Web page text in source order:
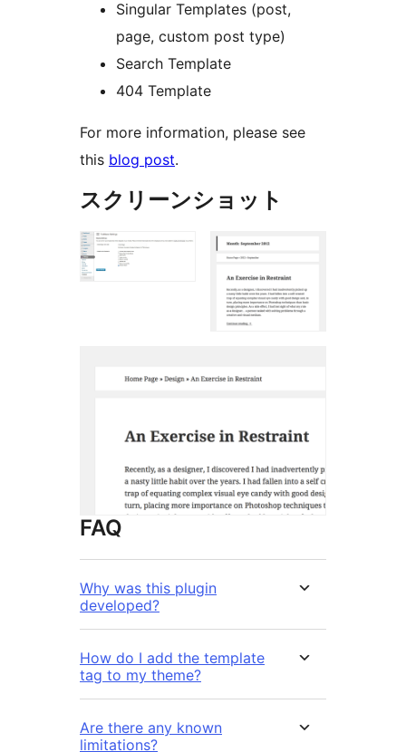
Singular Templates (post,
page, custom post type)
Search Template
404 Template
For more information, please see
this blog post.
スクリーンショット
FAQ
Why was this plugin
developed?
How do I add the template
tag to my theme?
Are there any known
limitations?